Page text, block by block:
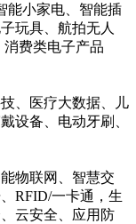
能小家电、智能插
玩具、航拍无人
费类电子产品
、医疗大数据、儿
设备、电动牙刷、
物联网、智慧交
RFID/一卡通，生
云安全、应用防